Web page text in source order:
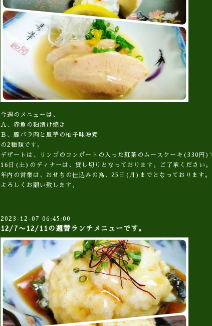
今週のメニューは、
Ａ、赤魚の粕漬け焼き
Ｂ、豚バラ肉と里芋の柚子味噌煮
の2種類です。
デザートは、リンゴのコンポートの入った紅茶のムースケーキ(330円)
16日(土)のディナーは、貸し切りとなっております。ご了承ください。
年内の営業は、おせちの仕込みの為、25日(月)までとなっております。
よろしくお願い致します。
2023-12-07 06:45:00
12/7〜12/11の週替ランチメニューです。